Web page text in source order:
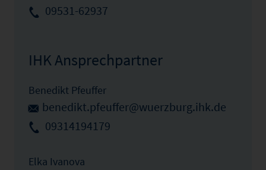
09531-62937
IHK Ansprechpartner
Benedikt Pfeuffer
benedikt.pfeuffer@wuerzburg.ihk.de
09314194179
Elka Ivanova